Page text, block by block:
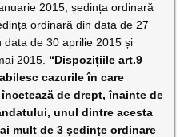
2015, ședința ordinară
ordinară din data de 27
de 30 aprilie 2015 și
2015. “Dispozițiile art.9
cazurile în care
de drept, înainte de
unul dintre acesta
mult de 3 şedinţe ordinare